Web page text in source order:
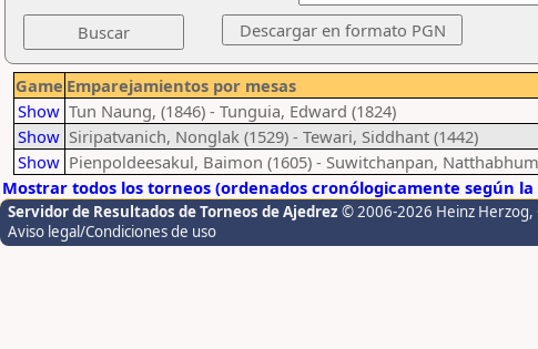
Game Emparejamientos por mesas
Show Tun Naung, (1846) - Tunguia, Edward (1824)
Show Siripatvanich, Nonglak (1529) - Tewari, Siddhant (1442)
Show Pienpoldeesakul, Baimon (1605) - Suwitchanpan,
Mostrar todos los torneos (ordenados cronólogicamente según
Servidor de Resultados de Torneos de Ajedrez © 2006-2026 Heinz Herzog,
Aviso legal/Condiciones de uso